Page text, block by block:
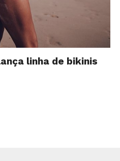
linha de bikinis